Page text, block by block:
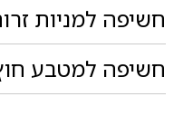
חשיפה למניות
חשיפה למטבע